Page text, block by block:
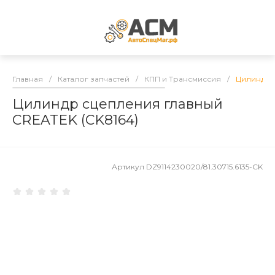
Главная / Каталог запчастей / КПП и Трансмиссия / Цилиндр
Цилиндр сцепления главный
CREATEK (CK8164)
Артикул DZ9114230020/81.30715.6135-CK